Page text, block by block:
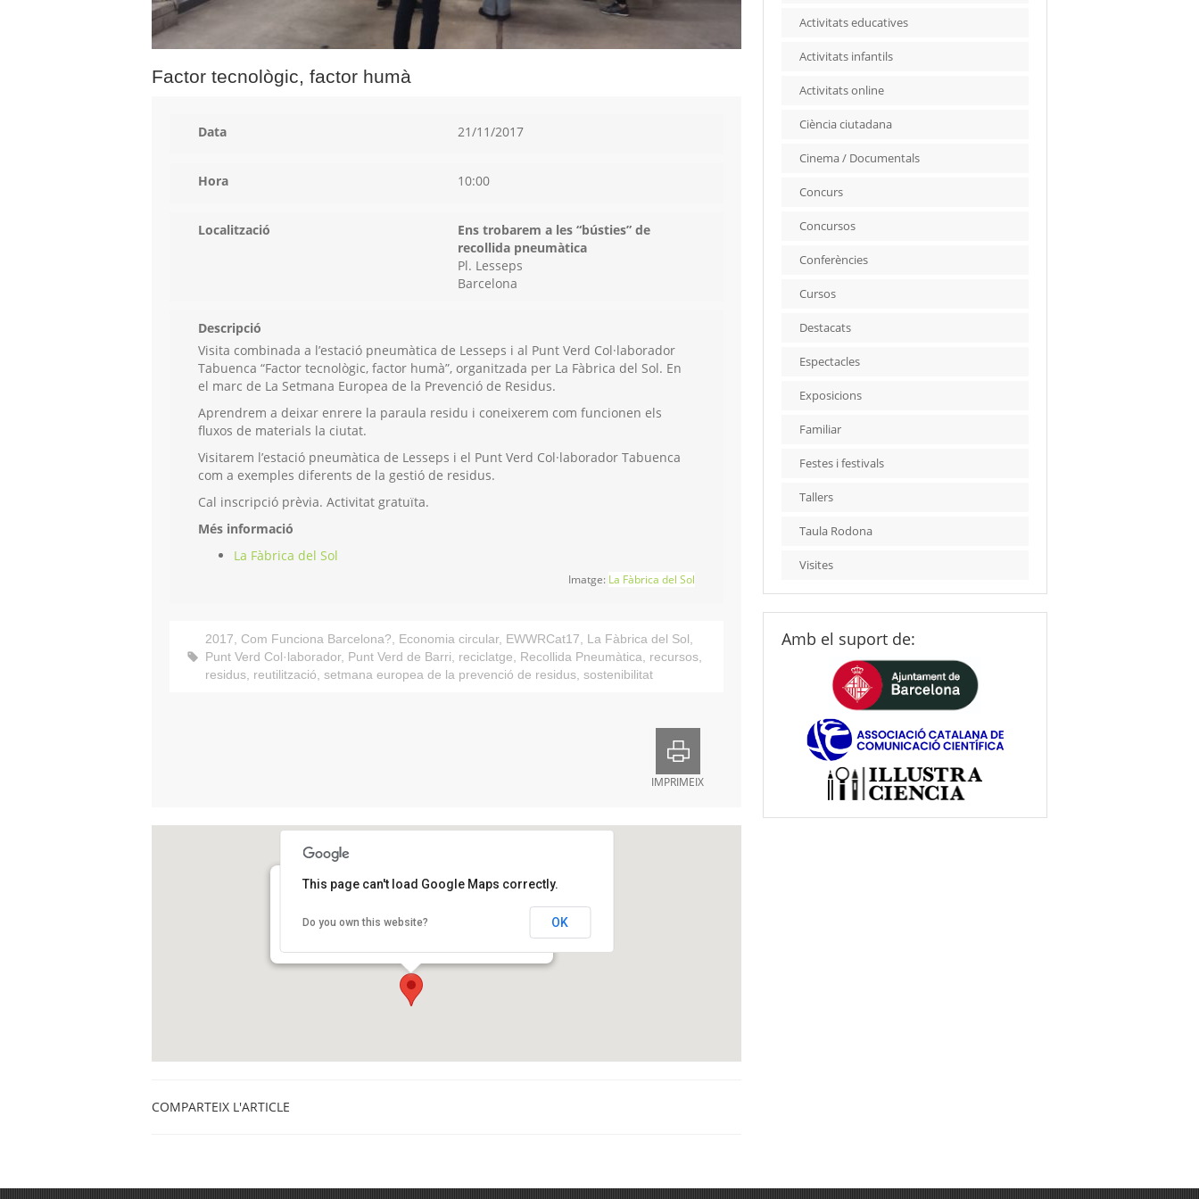
Factor tecnològic, factor humà
Data 21/11/2017
Hora 10:00
Localització
Ens trobarem a les “bústies” de
recollida pneumàtica
Pl. Lesseps
Barcelona
Descripció
Visita combinada a l’estació pneumàtica de Lesseps i al Punt Verd Col·laborador
Tabuenca “Factor tecnològic, factor humà”, organitzada per La Fàbrica del Sol. En
el marc de La Setmana Europea de la Prevenció de Residus.
Aprendrem a deixar enrere la paraula residu i coneixerem com funcionen els
fluxos de materials la ciutat.
Visitarem l’estació pneumàtica de Lesseps i el Punt Verd Col·laborador Tabuenca
com a exemples diferents de la gestió de residus.
Cal inscripció prèvia. Activitat gratuïta.
Més informació
La Fàbrica del Sol
Imatge: La Fàbrica del Sol
2017, Com Funciona Barcelona?, Economia circular, EWWRCat17, La Fàbrica del Sol,
Punt Verd Col·laborador, Punt Verd de Barri, reciclatge, Recollida Pneumàtica, recursos,
residus, reutilització, setmana europea de la prevenció de residus, sostenibilitat
IMPRIMEIX
Pl. Lesseps
This page can't load Google Maps correctly.
Do you own this website? OK
COMPARTEIX L'ARTICLE
Activitats educatives
Activitats infantils
Activitats online
Ciència ciutadana
Cinema / Documentals
Concurs
Concursos
Conferències
Cursos
Destacats
Espectacles
Exposicions
Familiar
Festes i festivals
Tallers
Taula Rodona
Visites
Amb el suport de: